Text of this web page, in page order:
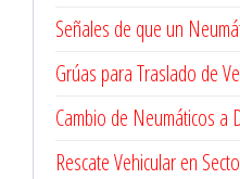
Señales de que un
Grúas para Traslado de
Cambio de Neumáticos a
Rescate Vehicular en